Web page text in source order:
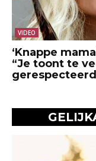
VIDEO
‘Knappe
“Je toont te